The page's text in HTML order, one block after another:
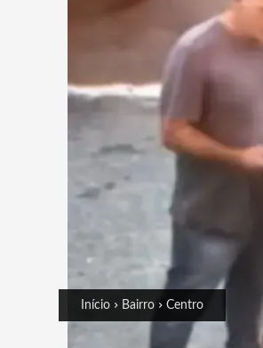
Início Bairro Centro